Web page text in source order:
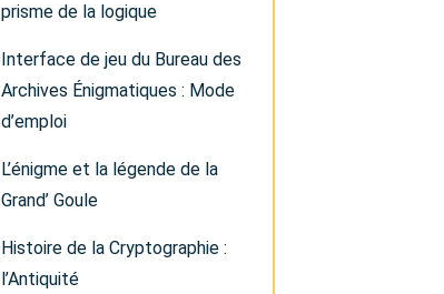
prisme de la logique
Interface de jeu du Bureau des
Archives Énigmatiques : Mode
d’emploi
L’énigme et la légende de la
Grand’ Goule
Histoire de la Cryptographie :
l’Antiquité